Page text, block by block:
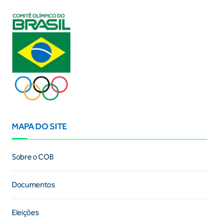
MAPA DO SITE
Sobre o COB
Documentos
Eleições